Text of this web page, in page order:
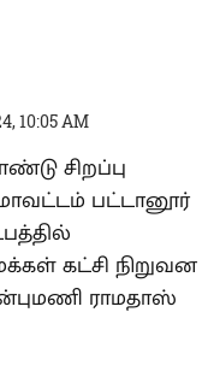
10:05 AM
சிறப்பு
மாவட்டம் பட்டானூர்
கட்சி நிறுவன
ராமதாஸ்